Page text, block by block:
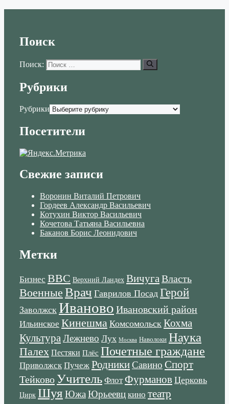
Поиск
Поиск:
Рубрики
Рубрики
Посетители
Свежие записи
Воронин Виталий Петрович
Гордеев Александр Васильевич
Котухин Виктор Васильевич
Кочетова Татьяна Васильевна
Баканов Борис Леонидович
Метки
Бизнес ВВС Верхний Ландех ВичугаВласть
Военные Врач Гаврилов Посад Герой
Заволжск Иваново Ивановский район
Ильинское Кинешма Комсомольск Кохма
Культура Лежнево Лух Москва Наволоки Наука
Палех Пестяки Плёс Почетные граждане
Приволжск Пучеж РодникиСавино Спорт
ТейковоУчитель Флот Фурманов Церковь
Цирк Шуя Южа Юрьеевц кино театр